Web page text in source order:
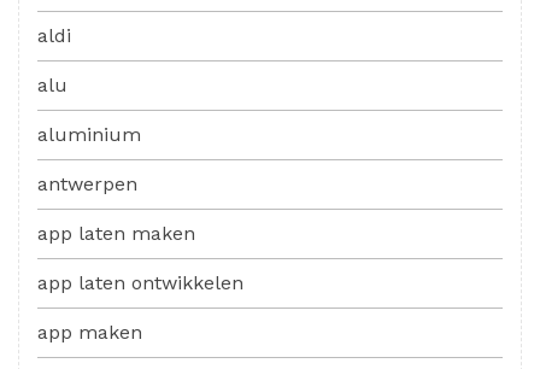
aldi
alu
aluminium
antwerpen
app laten maken
app laten ontwikkelen
app maken